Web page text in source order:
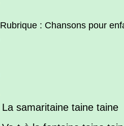
Rubrique : Chansons pour
La samaritaine taine taine